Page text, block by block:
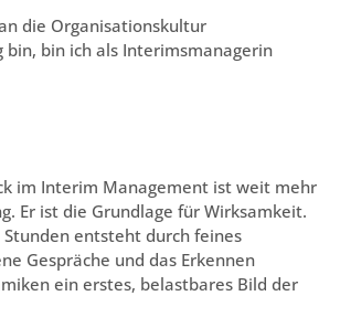
die Organisationskultur
bin, bin ich als Interimsmanagerin
im Interim Management ist weit mehr
Er ist die Grundlage für Wirksamkeit.
entsteht durch feines
Gespräche und das Erkennen
ein erstes, belastbares Bild der